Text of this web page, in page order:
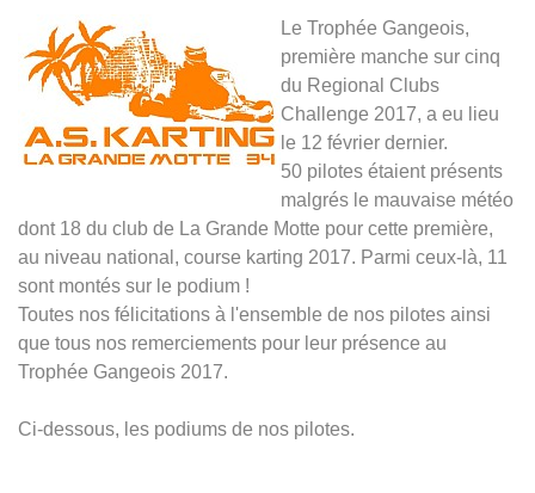
Le Trophée Gangeois,
première manche sur cinq
du Regional Clubs
Challenge 2017, a eu lieu
le 12 février dernier.
50 pilotes étaient présents
malgrés le mauvaise météo
dont 18 du club de La Grande Motte pour cette première,
au niveau national, course karting 2017. Parmi ceux-là, 11
sont montés sur le podium !
Toutes nos félicitations à l'ensemble de nos pilotes ainsi
que tous nos remerciements pour leur présence au
Trophée Gangeois 2017.
Ci-dessous, les podiums de nos pilotes.